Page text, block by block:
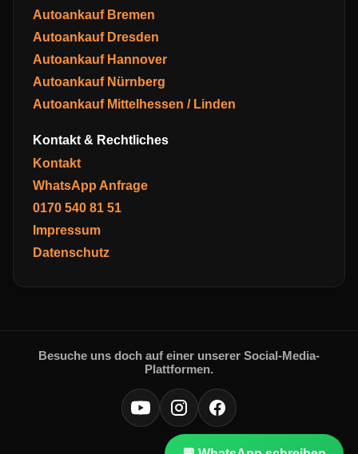
Autoankauf Bremen
Autoankauf Dresden
Autoankauf Hannover
Autoankauf Nürnberg
Autoankauf Mittelhessen / Linden
Kontakt & Rechtliches
Kontakt
WhatsApp Anfrage
0170 540 81 51
Impressum
Datenschutz
Besuche uns doch auf einer unserer Social-Media-
Plattformen.